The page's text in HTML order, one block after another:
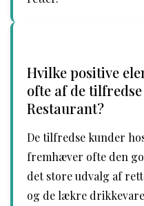
Hvilke positive
ofte af de
Restaurant?
De tilfredse kunder
fremhæver ofte den
det store udvalg af
og de lækre